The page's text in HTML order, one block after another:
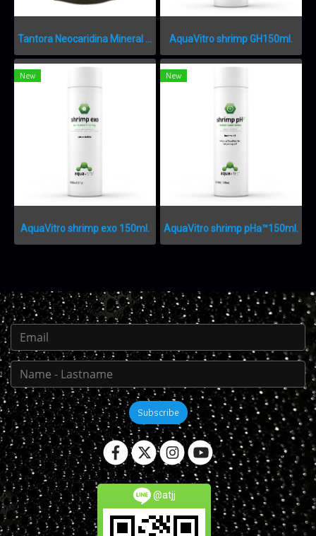
Tantora Neocaridina Mineral GH/KH+50g. AquaVitro shrimp GH150ml.
New
AquaVitro shrimp exo 150ml.
New
AquaVitro shrimp pHa™150ml.
Subscribe
@atjj